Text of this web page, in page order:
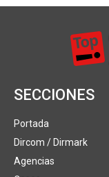
SECCIONES
Portada
Dircom / Dirmark
Agencias